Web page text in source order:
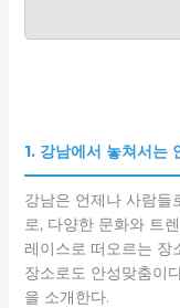
1. 강남에서 놓쳐서는
강남은 언제나 사람들
로, 다양한 문화와 트
레이스로 떠오르는 장
장소로도 안성맞춤이
을 소개한다.